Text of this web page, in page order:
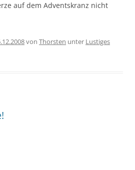
auf dem Adventskranz nicht
von Thorsten unter Lustiges